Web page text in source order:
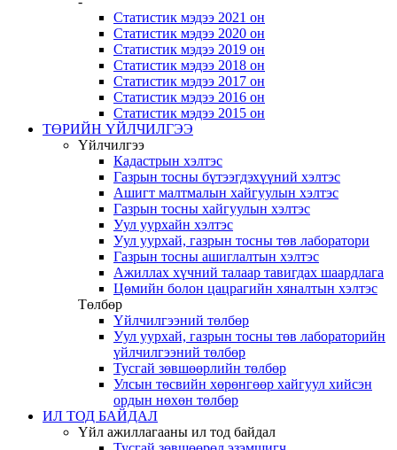
Статистик мэдээ 2021 он
Статистик мэдээ 2020 он
Статистик мэдээ 2019 он
Статистик мэдээ 2018 он
Статистик мэдээ 2017 он
Статистик мэдээ 2016 он
Статистик мэдээ 2015 он
ТӨРИЙН ҮЙЛЧИЛГЭЭ
Үйлчилгээ
Кадастрын хэлтэс
Газрын тосны бүтээгдэхүүний хэлтэс
Ашигт малтмалын хайгуулын хэлтэс
Газрын тосны хайгуулын хэлтэс
Уул уурхайн хэлтэс
Уул уурхай, газрын тосны төв лаборатори
Газрын тосны ашиглалтын хэлтэс
Ажиллах хүчний талаар тавигдах шаардлага
Цөмийн болон цацрагийн хяналтын хэлтэс
Төлбөр
Үйлчилгээний төлбөр
Уул уурхай, газрын тосны төв лабораторийн
үйлчилгээний төлбөр
Тусгай зөвшөөрлийн төлбөр
Улсын төсвийн хөрөнгөөр хайгуул хийсэн
ордын нөхөн төлбөр
ИЛ ТОД БАЙДАЛ
Үйл ажиллагааны ил тод байдал